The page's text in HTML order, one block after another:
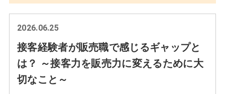
2026.06.25
接客経験者が販売職で感じるギャップと
は？ ～接客力を販売力に変えるために大
切なこと～